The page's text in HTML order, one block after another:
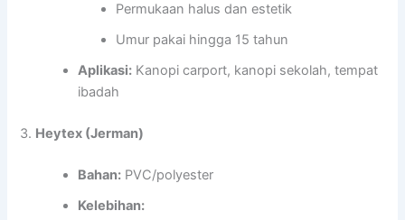
Permukaan halus dan estetik
Umur pakai hingga 15 tahun
Aplikasi: Kanopi carport, kanopi sekolah, tempat
ibadah
3. Heytex (Jerman)
Bahan: PVC/polyester
Kelebihan: